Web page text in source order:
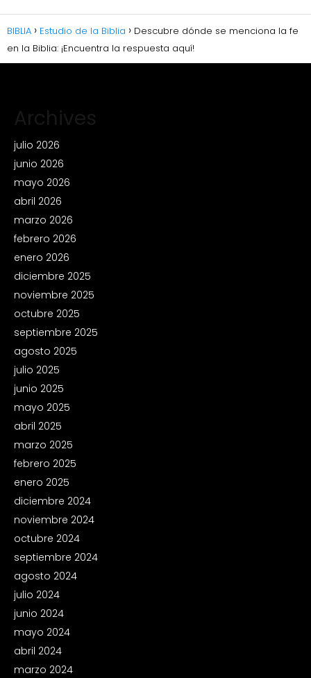
BIBLIA Estudio de la Biblia
Descubre dónde se menciona la fe
en la Biblia: ¡Encuentra la respuesta aquí!
Archives
julio 2026
junio 2026
mayo 2026
abril 2026
marzo 2026
febrero 2026
enero 2026
diciembre 2025
noviembre 2025
octubre 2025
septiembre 2025
agosto 2025
julio 2025
junio 2025
mayo 2025
abril 2025
marzo 2025
febrero 2025
enero 2025
diciembre 2024
noviembre 2024
octubre 2024
septiembre 2024
agosto 2024
julio 2024
junio 2024
mayo 2024
abril 2024
marzo 2024